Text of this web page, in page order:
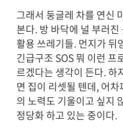
그래서 둥글레 차를 연신
본다. 방 바닥에 널 부러
활용 쓰레기들. 먼지가 뒤
긴급구조 SOS 뭐 이런 프
르겠다는 생각이 든다. 하
면 집이 리셋될 텐데, 어
의 노력도 기울이고 싶지
정당화 하고 있는 중이다.